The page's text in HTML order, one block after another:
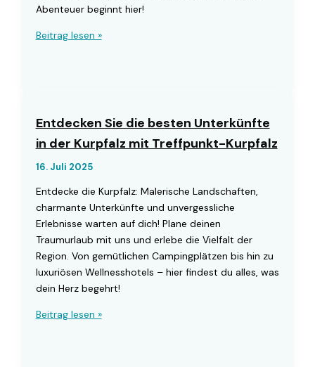
Abenteuer beginnt hier!
Kulinarische
Treffpunkt-
Kurpfalz
Beitrag lesen »
Entdecken Sie die besten Unterkünfte
in der Kurpfalz mit Treffpunkt-Kurpfalz
16. Juli 2025
Entdecke die Kurpfalz: Malerische Landschaften,
charmante Unterkünfte und unvergessliche
Erlebnisse warten auf dich! Plane deinen
Traumurlaub mit uns und erlebe die Vielfalt der
Region. Von gemütlichen Campingplätzen bis hin zu
luxuriösen Wellnesshotels – hier findest du alles, was
dein Herz begehrt!
Entdecken
Beitrag lesen »